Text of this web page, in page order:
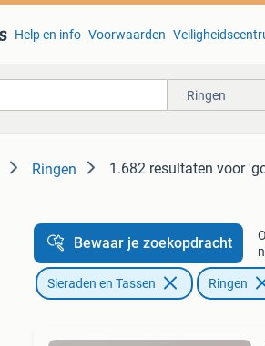
Help en info Voorwaarden
Ringen
Ringen 1.682 resultaten voor
Bewaar je zoekopdracht
Sieraden en Tassen Ringen